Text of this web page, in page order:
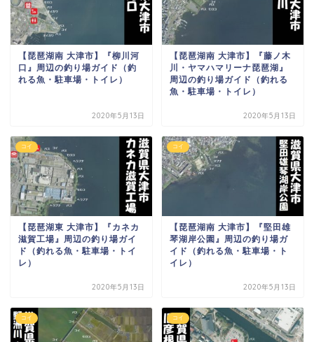
【琵琶湖南 大津市】『柳川河
口』周辺の釣り場ガイド（釣
れる魚・駐車場・トイレ）
2020年5月13日
【琵琶湖南 大津市】『藤ノ木
川・ヤマハマリーナ琵琶湖』
周辺の釣り場ガイド（釣れる
魚・駐車場・トイレ）
2020年5月13日
コイ
【琵琶湖東 大津市】『カネカ
滋賀工場』周辺の釣り場ガイ
ド（釣れる魚・駐車場・トイ
レ）
2020年5月13日
コイ
【琵琶湖南 大津市】『堅田雄
琴湖岸公園』周辺の釣り場ガ
イド（釣れる魚・駐車場・ト
イレ）
2020年5月13日
コイ コイ